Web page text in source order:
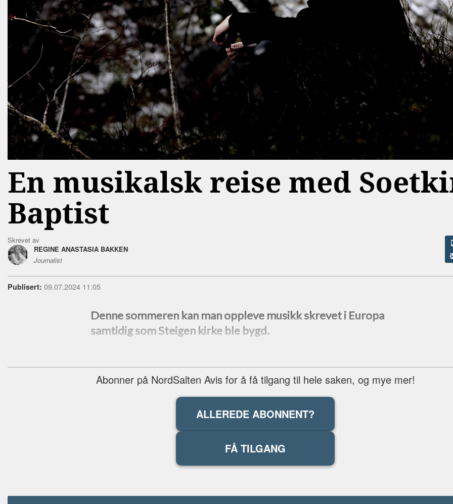
En musikalsk reise med
Baptist
Skrevet av
REGINE ANASTASIA BAKKEN
Journalist
Publisert: 09.07.2024 11:05
Denne sommeren kan man oppleve musikk skrevet i Europa
samtidig som Steigen kirke ble bygd.
Abonner på NordSalten Avis for å få tilgang til hele saken, og mye mer!
ALLEREDE ABONNENT?
FÅ TILGANG